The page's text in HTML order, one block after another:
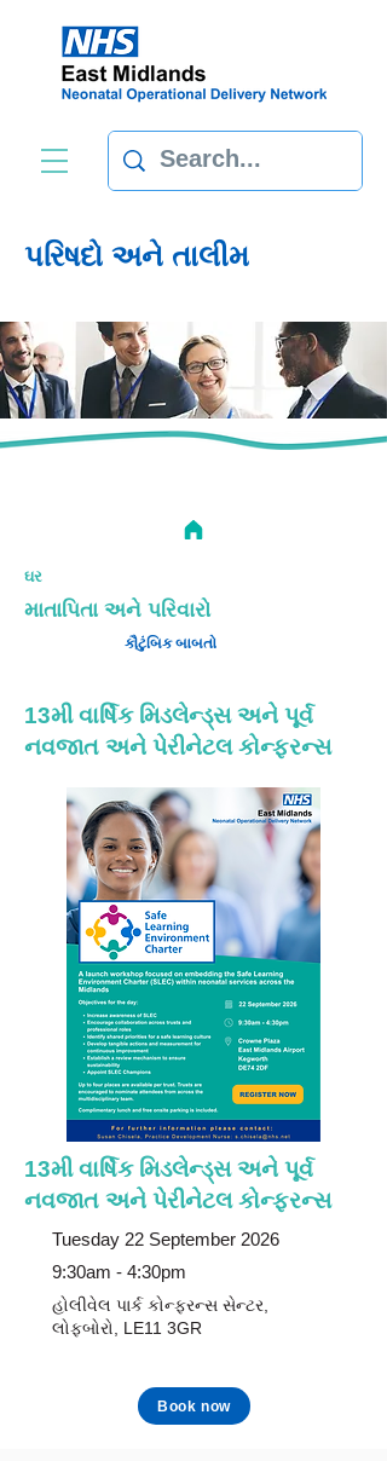
પરિષદો અને તાલીમ
ઘર
માતાપિતા અને પરિવારો
કૌટુંબિક બાબતો
13મી વાર્ષિક મિડલેન્ડ્સ અને પૂર્વ
નવજાત અને પેરીનેટલ કોન્ફરન્સ
13મી વાર્ષિક મિડલેન્ડ્સ અને પૂર્વ
નવજાત અને પેરીનેટલ કોન્ફરન્સ
Tuesday 22 September 2026
9:30am - 4:30pm
હોલીવેલ પાર્ક કોન્ફરન્સ સેન્ટર,
લોફબોરો, LE11 3GR
Book now